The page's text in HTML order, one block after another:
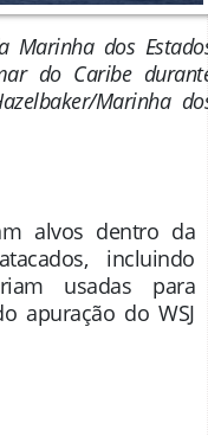
Marinha dos
do Caribe
Marinha
alvos dentro da
incluindo
usadas para
apuração do WSJ